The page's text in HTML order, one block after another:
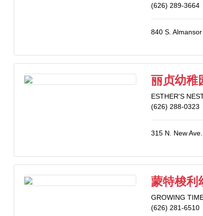
(626) 289-3664
840 S.
丽贞幼稚
ESTHER'S
(626) 288-0323
315 N. New
蒙特梭利
GROWING
(626) 281-6510